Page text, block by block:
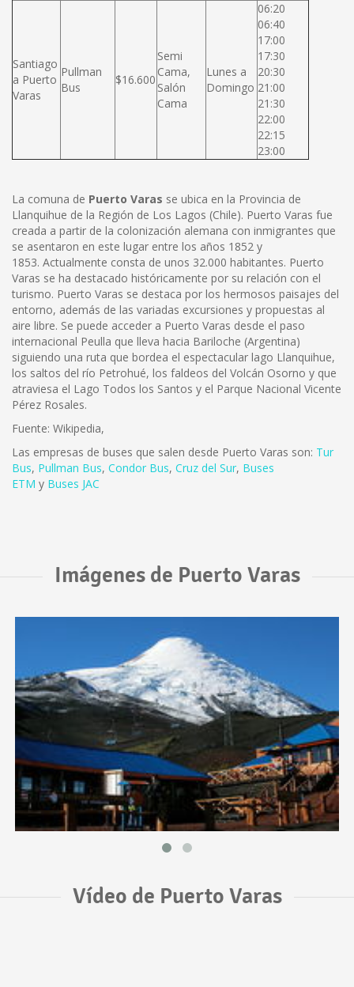
Santiago
a Puerto
Varas
Pullman
Bus
$16.600
Semi
Cama,
Salón
Cama
Lunes a
Domingo
06:20
06:40
17:00
17:30
20:30
21:00
21:30
22:00
22:15
23:00
La comuna de Puerto Varas se ubica en la Provincia de
Llanquihue de la Región de Los Lagos (Chile). Puerto Varas fue
creada a partir de la colonización alemana con inmigrantes que
se asentaron en este lugar entre los años 1852 y
1853. Actualmente consta de unos 32.000 habitantes. Puerto
Varas se ha destacado históricamente por su relación con el
turismo. Puerto Varas se destaca por los hermosos paisajes del
entorno, además de las variadas excursiones y propuestas al
aire libre. Se puede acceder a Puerto Varas desde el paso
internacional Peulla que lleva hacia Bariloche (Argentina)
siguiendo una ruta que bordea el espectacular lago Llanquihue,
los saltos del río Petrohué, los faldeos del Volcán Osorno y que
atraviesa el Lago Todos los Santos y el Parque Nacional Vicente
Pérez Rosales.
Fuente: Wikipedia,
Las empresas de buses que salen desde Puerto Varas son: Tur
Bus, Pullman Bus, Condor Bus, Cruz del Sur, Buses
ETM y Buses JAC
Imágenes de Puerto Varas
Vídeo de Puerto Varas